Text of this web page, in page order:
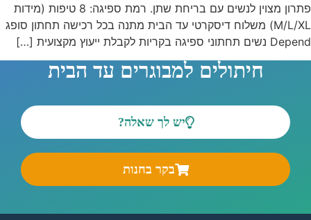
פתרון מצוין לנשים עם בריחת שתן. רמת ספיגה: 8 טיפות (מידות
M/L/XL) משלוח דיסקרטי עד הבית מתנה בכל רכישה תחתון סופג
Depend נשים תחתוני ספיגה בקריות לקבלת ייעוץ מקצועית […]
חיתולים למבוגרים עד הבית
יש לך שאלה?
בקר בחנות